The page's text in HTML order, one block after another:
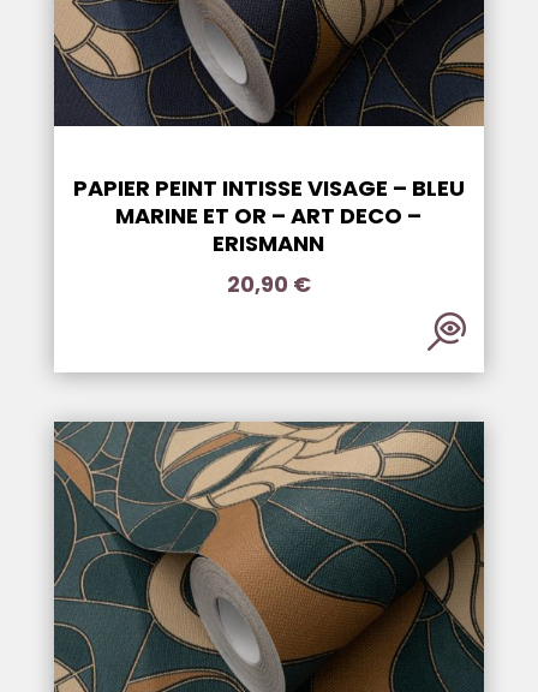
PAPIER PEINT INTISSE VISAGE – BLEU
MARINE ET OR – ART DECO –
ERISMANN
20,90 €